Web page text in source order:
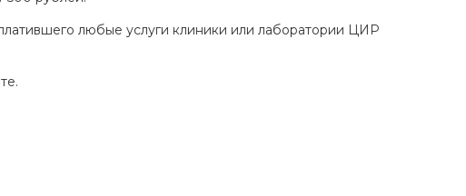
любые услуги клиники или лаборатории ЦИР